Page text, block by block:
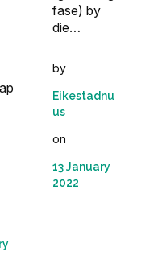
fase) by
die…
by
Eikestadnu
us
on
13 January
2022